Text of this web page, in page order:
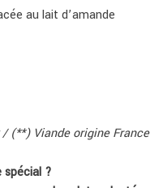
au lait d’amande
(**) Viande origine France
spécial ?